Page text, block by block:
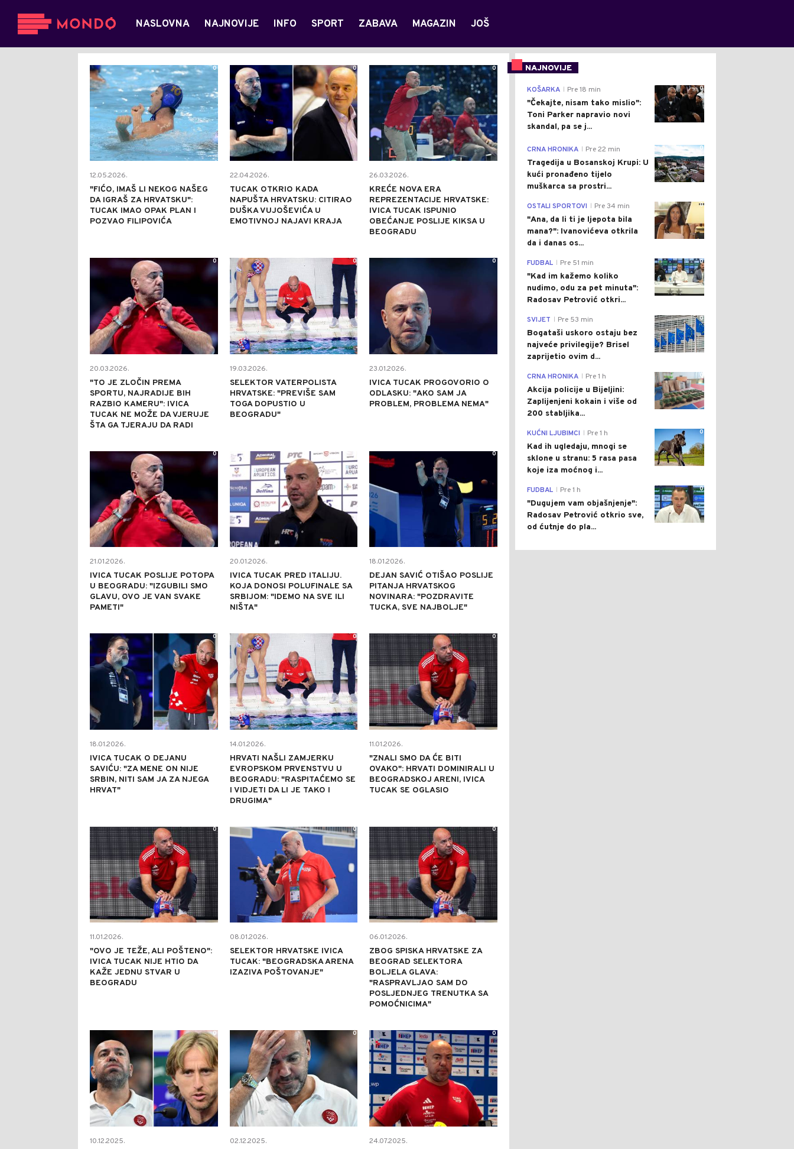
NASLOVNA NAJNOVIJE INFO SPORT ZABAVA MAGAZIN JOŠ
12.05.2026.
"FIĆO, IMAŠ LI NEKOG NAŠEG
DA IGRAŠ ZA HRVATSKU":
TUCAK IMAO OPAK PLAN I
POZVAO FILIPOVIĆA
0
22.04.2026.
TUCAK OTKRIO KADA
NAPUŠTA HRVATSKU: CITIRAO
DUŠKA VUJOŠEVIĆA U
EMOTIVNOJ NAJAVI KRAJA
0
26.03.2026.
KREĆE NOVA ERA
REPREZENTACIJE HRVATSKE:
IVICA TUCAK ISPUNIO
OBEĆANJE POSLIJE KIKSA U
BEOGRADU
0
20.03.2026.
"TO JE ZLOČIN PREMA
SPORTU, NAJRADIJE BIH
RAZBIO KAMERU": IVICA
TUCAK NE MOŽE DA VJERUJE
ŠTA GA TJERAJU DA RADI
0
19.03.2026.
SELEKTOR VATERPOLISTA
HRVATSKE: "PREVIŠE SAM
TOGA DOPUSTIO U
BEOGRADU"
0
23.01.2026.
IVICA TUCAK PROGOVORIO O
ODLASKU: "AKO SAM JA
PROBLEM, PROBLEMA NEMA"
0
21.01.2026.
IVICA TUCAK POSLIJE POTOPA
U BEOGRADU: "IZGUBILI SMO
GLAVU, OVO JE VAN SVAKE
PAMETI"
0
20.01.2026.
IVICA TUCAK PRED ITALIJU.
KOJA DONOSI POLUFINALE SA
SRBIJOM: "IDEMO NA SVE ILI
NIŠTA"
18.01.2026.
DEJAN SAVIĆ OTIŠAO POSLIJE
PITANJA HRVATSKOG
NOVINARA: "POZDRAVITE
TUCKA, SVE NAJBOLJE"
0
18.01.2026.
IVICA TUCAK O DEJANU
SAVIĆU: "ZA MENE ON NIJE
SRBIN, NITI SAM JA ZA NJEGA
HRVAT"
0
14.01.2026.
HRVATI NAŠLI ZAMJERKU
EVROPSKOM PRVENSTVU U
BEOGRADU: "RASPITAĆEMO SE
I VIDJETI DA LI JE TAKO I
DRUGIMA"
0
11.01.2026.
"ZNALI SMO DA ĆE BITI
OVAKO": HRVATI DOMINIRALI U
BEOGRADSKOJ ARENI, IVICA
TUCAK SE OGLASIO
0
11.01.2026.
"OVO JE TEŽE, ALI POŠTENO":
IVICA TUCAK NIJE HTIO DA
KAŽE JEDNU STVAR U
BEOGRADU
0
08.01.2026.
SELEKTOR HRVATSKE IVICA
TUCAK: "BEOGRADSKA ARENA
IZAZIVA POŠTOVANJE"
0
06.01.2026.
ZBOG SPISKA HRVATSKE ZA
BEOGRAD SELEKTORA
BOLJELA GLAVA:
"RASPRAVLJAO SAM DO
POSLJEDNJEG TRENUTKA SA
POMOĆNICIMA"
0
10.12.2025.
0
02.12.2025.
0
24.07.2025.
0
NAJNOVIJE
0
KOŠARKA Pre 18 min
"Čekajte, nisam tako mislio":
Toni Parker napravio novi
skandal, pa se j...
0
CRNA HRONIKA Pre 22 min
Tragedija u Bosanskoj Krupi: U
kući pronađeno tijelo
muškarca sa prostri...
0
OSTALI SPORTOVI Pre 34 min
"Ana, da li ti je ljepota bila
mana?": Ivanovićeva otkrila
da i danas os...
0
FUDBAL Pre 51 min
"Kad im kažemo koliko
nudimo, odu za pet minuta":
Radosav Petrović otkri...
0
SVIJET Pre 53 min
Bogataši uskoro ostaju bez
najveće privilegije? Brisel
zaprijetio ovim d...
0
CRNA HRONIKA Pre 1 h
Akcija policije u Bijeljini:
Zaplijenjeni kokain i više od
200 stabljika...
0
KUĆNI LJUBIMCI Pre 1 h
Kad ih ugledaju, mnogi se
sklone u stranu: 5 rasa pasa
koje iza moćnog i...
0
FUDBAL Pre 1 h
"Dugujem vam objašnjenje":
Radosav Petrović otkrio sve,
od ćutnje do pla...